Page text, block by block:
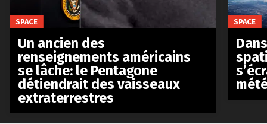
SPACE
Un ancien des
renseignements américains
se lâche: le Pentagone
détiendrait des vaisseaux
extraterrestres
SPACE